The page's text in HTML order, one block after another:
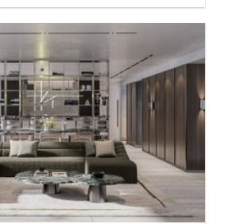
em parceria com a promotora
entrada da marca Karl Lagerfeld no
de luxo em Portugal.